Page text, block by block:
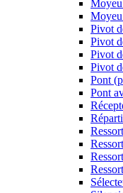
Pivot
Pivot
Pivot
Pivot
Pont
Pont